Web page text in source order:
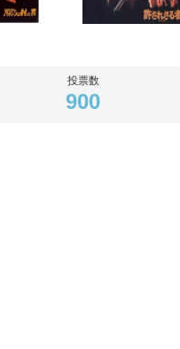
投票数
900